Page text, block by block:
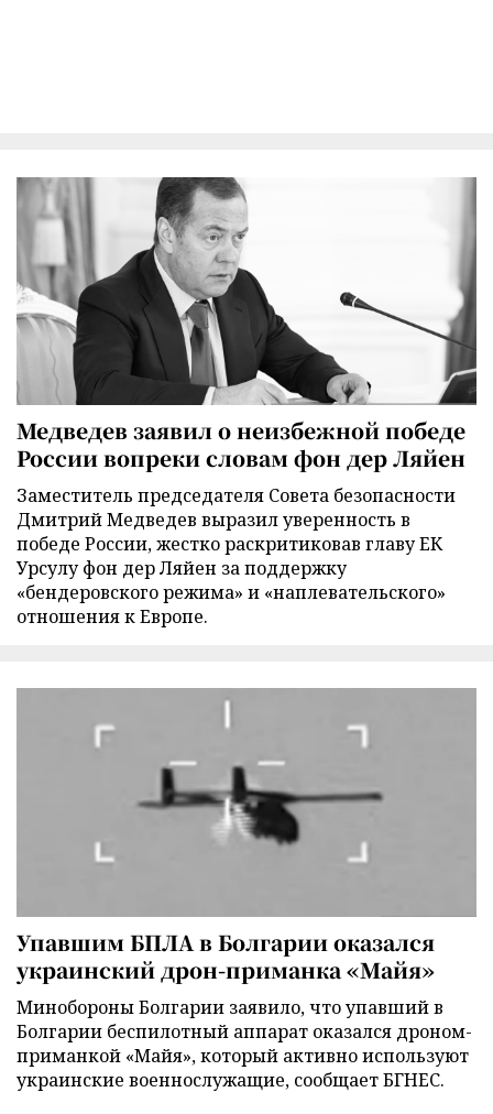
Медведев заявил о неизбежной победе
России вопреки словам фон дер Ляйен
Заместитель председателя Совета безопасности
Дмитрий Медведев выразил уверенность в
победе России, жестко раскритиковав главу ЕК
Урсулу фон дер Ляйен за поддержку
«бендеровского режима» и «наплевательского»
отношения к Европе.
Упавшим БПЛА в Болгарии оказался
украинский дрон-приманка «Майя»
Минобороны Болгарии заявило, что упавший в
Болгарии беспилотный аппарат оказался дроном-
приманкой «Майя», который активно используют
украинские военнослужащие, сообщает БГНЕС.